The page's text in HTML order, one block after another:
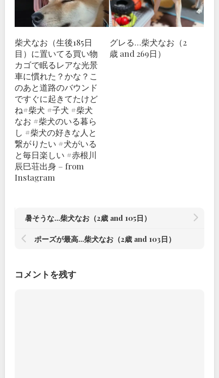
柴犬なお（生後185日
目）に置いてる買い物
カゴで眠るレアな光景
車に慣れた？かな？こ
のあと道路のバウンド
ですぐに起きてたけど
ね#柴犬 #子犬 #柴犬
なお #柴犬のいる暮ら
し #柴犬の好きな人と
繋がりたい #犬がいる
と毎日楽しい #赤根川
辰巳荘出身 – from
Instagram
グレる…柴犬なお（2
歳 and 269日）
暑そうな…柴犬なお（2歳 and 105日）
ポーズが最高…柴犬なお（2歳 and 103日）
コメントを残す